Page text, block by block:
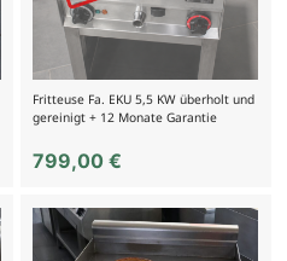
Fritteuse Fa. EKU 5,5 KW überholt und
gereinigt + 12 Monate Garantie
799,00€